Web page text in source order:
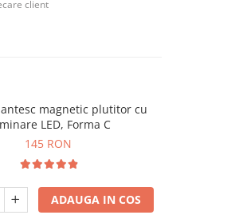
client
magnetic plutitor cu
LED, Forma C
145 RON
ADAUGA IN COS